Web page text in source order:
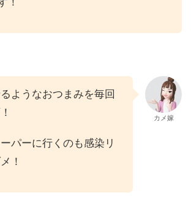
ようなおつまみを毎回
パーに行くのも感染リ
！
カメ嫁